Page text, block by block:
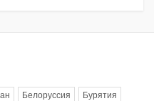
Белоруссия Бурятия